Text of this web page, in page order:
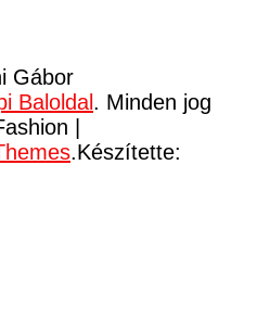
Gábor
Baloldal . Minden jog
|
.Készítette: